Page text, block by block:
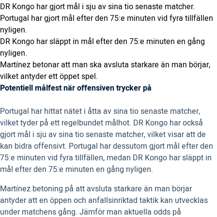
DR Kongo har gjort mål i sju av sina tio senaste matcher.
Portugal har gjort mål efter den 75:e minuten vid fyra tillfällen
nyligen.
DR Kongo har släppt in mål efter den 75:e minuten en gång
nyligen.
Martínez betonar att man ska avsluta starkare än man börjar,
vilket antyder ett öppet spel.
Potentiell målfest när offensiven trycker på
Portugal har hittat nätet i åtta av sina tio senaste matcher,
vilket tyder på ett regelbundet målhot. DR Kongo har också
gjort mål i sju av sina tio senaste matcher, vilket visar att de
kan bidra offensivt. Portugal har dessutom gjort mål efter den
75:e minuten vid fyra tillfällen, medan DR Kongo har släppt in
mål efter den 75:e minuten en gång nyligen.
Martínez betoning på att avsluta starkare än man börjar
antyder att en öppen och anfallsinriktad taktik kan utvecklas
under matchens gång. Jämför man aktuella odds på